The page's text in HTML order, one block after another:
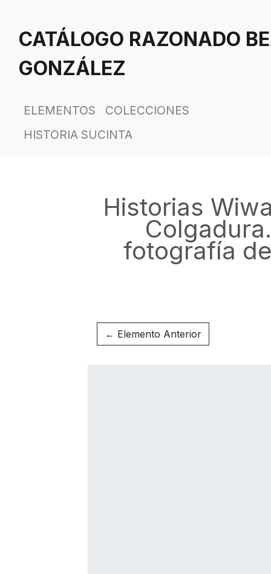
contenido
CATÁLOGO RAZONADO
GONZÁLEZ
ELEMENTOS
COLECCIONES
HISTORIA SUCINTA
Historias
fotografía
← Elemento Anterior